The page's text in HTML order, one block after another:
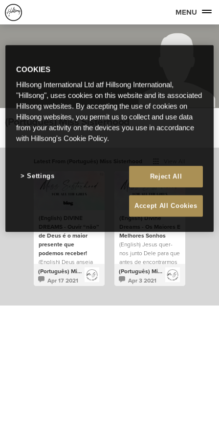
MENU
(Português) Miss Sisterhood
(English) DIVINE
DREAMS - Ouvir “não”
de Deus é o maior
presente que
podemos receber!
(English) Deus anseia
saber as tuas
expectativas mas para
exceder tudo que
ter preparado para a tua
(Português) Miss Sisterhood
Apr 17 2021
(English) Divine
Dreams - Os Maiores E
Melhores Sonhos
(English) Jesus quer-
nos junto Dele para que
antes de encontrarmos
o amor, nos enchamos
do Verdadeiro Amor
que há Nele.
(Português) Miss Sisterhood
Apr 3 2021
COOKIES
Hillsong International Ltd atf Hillsong International,
"Hillsong", uses cookies on this website and its associated
Hillsong websites. By accepting the use of cookies on
Hillsong websites, you permit us to collect and use data
from your activity on the devices you use in accordance
with Hillsong's Cookie Policy.
Reject All
Accept All Cookies
Settings